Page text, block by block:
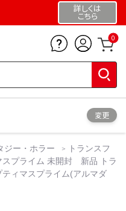
詳しくは
こちら
0
変更
ジー・ホラー
トランスフ
スプライム 未開封 新品 トラ
ィマスプライム(アルマダ